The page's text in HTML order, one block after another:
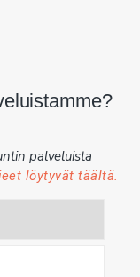
palveluista
löytyvät täältä.